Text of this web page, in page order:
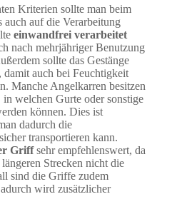
Kriterien sollte man beim
auf die Verarbeitung
einwandfrei verarbeitet
nach mehrjähriger Benutzung
sollte das Gestänge
damit auch bei Feuchtigkeit
Manche Angelkarren besitzen
welchen Gurte oder sonstige
können. Dies ist
dadurch die
transportieren kann.
Griffsehr empfehlenswert, da
Strecken nicht die
sind die Griffe zudem
wird zusätzlicher